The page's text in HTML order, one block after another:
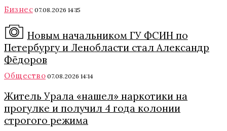
Бизнес 07.08.2026 14:15
Новым начальником ГУ ФСИН по
Петербургу и Ленобласти стал Александр
Фёдоров
Общество 07.08.2026 14:14
Житель Урала «нашел» наркотики на
прогулке и получил 4 года колонии
строгого режима